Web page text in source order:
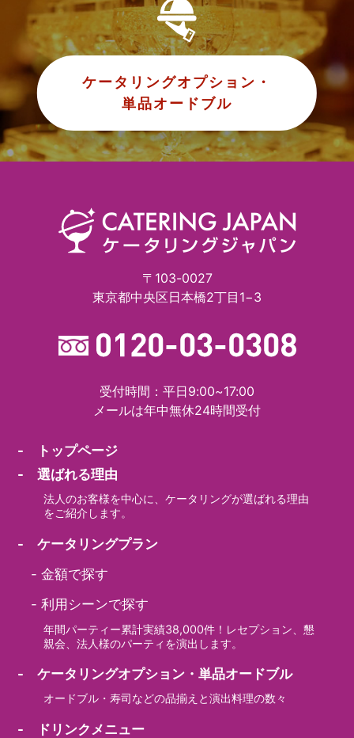
ケータリングオプション・
単品オードブル
〒103-0027
東京都中央区日本橋2丁目1−3
受付時間：平日9:00~17:00
メールは年中無休24時間受付
- トップページ
- 選ばれる理由
法人のお客様を中心に、ケータリングが選ばれる理由
をご紹介します。
- ケータリングプラン
-金額で探す
-利用シーンで探す
年間パーティー累計実績38,000件！レセプション、懇
親会、法人様のパーティを演出します。
- ケータリングオプション・単品オードブル
オードブル・寿司などの品揃えと演出料理の数々
- ドリンクメニュー